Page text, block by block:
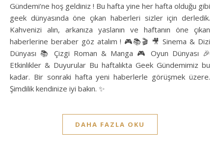
Gündemi‘ne hoş geldiniz ! Bu hafta yine her hafta olduğu gibi
geek dünyasında öne çıkan haberleri sizler için derledik.
Kahvenizi alın, arkanıza yaslanın ve haftanın öne çıkan
haberlerine beraber göz atalım ! 🎮📚🎬 🎥 Sinema & Dizi
Dünyası 📚 Çizgi Roman & Manga 🎮 Oyun Dünyası 🎉
Etkinlikler & Duyurular Bu haftalıkta Geek Gündemimiz bu
kadar. Bir sonraki hafta yeni haberlerle görüşmek üzere.
Şimdilik kendinize iyi bakın. ✨
DAHA FAZLA OKU